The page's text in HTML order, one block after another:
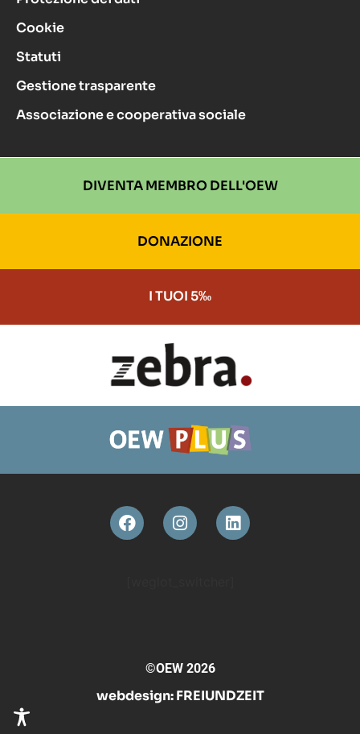
Cookie
Statuti
Gestione trasparente
Associazione e cooperativa sociale
DIVENTA MEMBRO DELL'OEW
DONAZIONE
I TUOI 5‰
©OEW 2026
webdesign:FREIUNDZEIT